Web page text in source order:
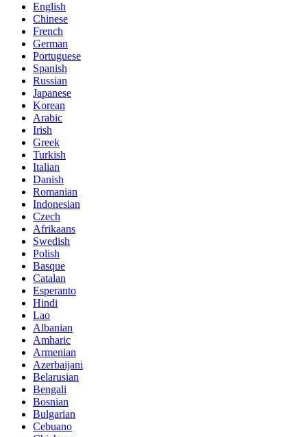
English
Chinese
French
German
Portuguese
Spanish
Russian
Japanese
Korean
Arabic
Irish
Greek
Turkish
Italian
Danish
Romanian
Indonesian
Czech
Afrikaans
Swedish
Polish
Basque
Catalan
Esperanto
Hindi
Lao
Albanian
Amharic
Armenian
Azerbaijani
Belarusian
Bengali
Bosnian
Bulgarian
Cebuano